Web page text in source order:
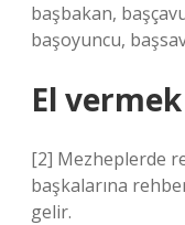
başbakan,
başoyuncu,
El
[2] Mezheplerde
başkalarına
gelir.